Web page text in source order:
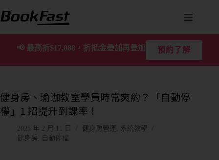
📢 最高折$17,088，折抵金疊加再疊加 預約了解
健身房、瑜珈教室學員時常爽約？「自動停
權」1 招提升到課率！
2025 年 2 月 11 日 健身房營運, 系統教學
健身房, 自動停權